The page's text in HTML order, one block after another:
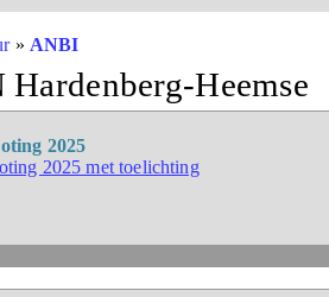
» ANBI
Hardenberg-Heemse
2025
2025 met toelichting